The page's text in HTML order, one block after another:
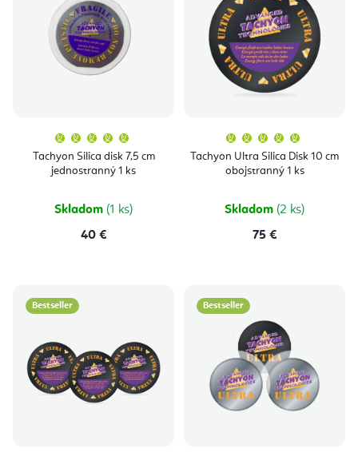
Tachyon Silica disk 7,5 cm
jednostranný 1 ks
produktu
je
5,0
Skladom (1 ks)
40 €
Tachyon Ultra Silica Disk 10 cm
obojstranný 1 ks
produktu
je
5,0
Skladom (2 ks)
75 €
Bestseller Bestseller